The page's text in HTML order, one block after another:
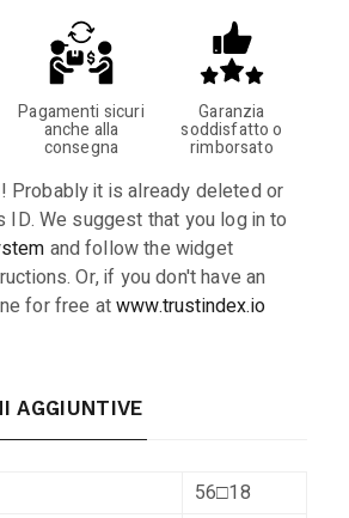
Pagamenti sicuri
anche alla
consegna
Garanzia
soddisfatto o
rimborsato
Probably it is already deleted or
ID. We suggest that you log in to
and follow the widget
Or, if you don't have an
for free atwww.trustindex.io
AGGIUNTIVE
56□18